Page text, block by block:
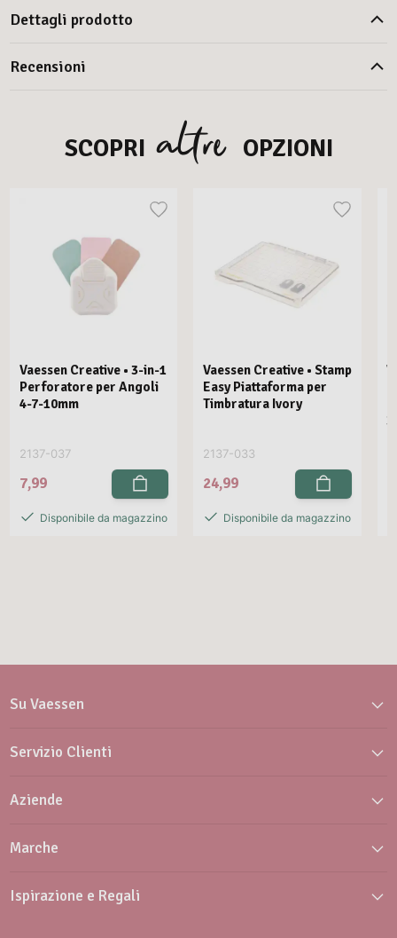
Dettagli prodotto
Recensioni
SCOPRI altre OPZIONI
Vaessen Creative • 3-in-1
Perforatore per Angoli
4-7-10mm
2137-037
7,99
Disponibile da magazzino
Vaessen Creative • Stamp
Easy Piattaforma per
Timbratura Ivory
2137-033
24,99
Disponibile da magazzino
Su Vaessen
Servizio Clienti
Aziende
Marche
Ispirazione e Regali